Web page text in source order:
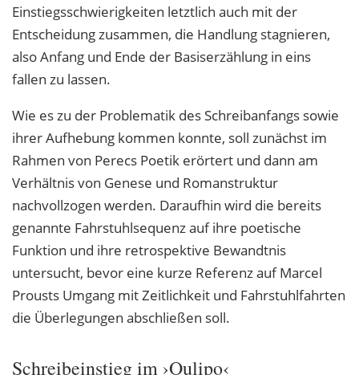
Einstiegsschwierigkeiten letztlich auch mit der
Entscheidung zusammen, die Handlung stagnieren,
also Anfang und Ende der Basiserzählung in eins
fallen zu lassen.
Wie es zu der Problematik des Schreibanfangs sowie
ihrer Aufhebung kommen konnte, soll zunächst im
Rahmen von Perecs Poetik erörtert und dann am
Verhältnis von Genese und Romanstruktur
nachvollzogen werden. Daraufhin wird die bereits
genannte Fahrstuhlsequenz auf ihre poetische
Funktion und ihre retrospektive Bewandtnis
untersucht, bevor eine kurze Referenz auf Marcel
Prousts Umgang mit Zeitlichkeit und Fahrstuhlfahrten
die Überlegungen abschließen soll.
Schreibeinstieg im ›Oulipo‹